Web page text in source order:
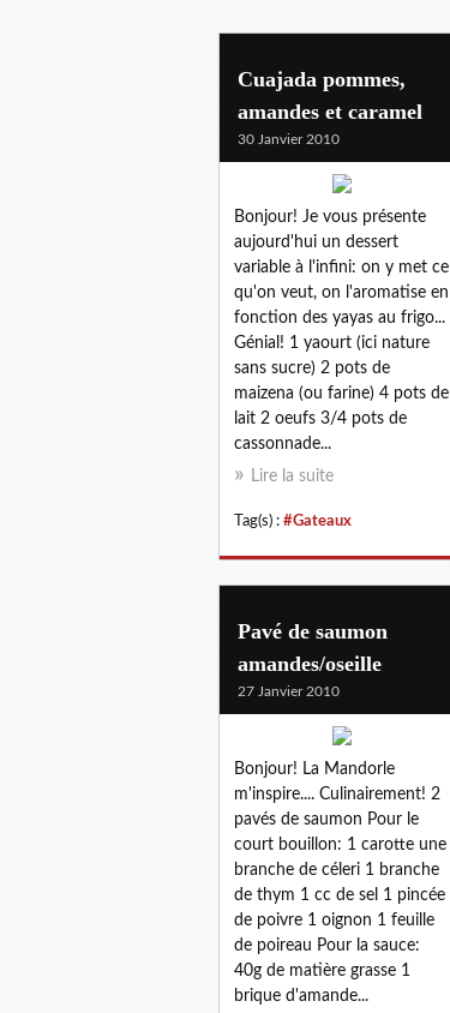
Cuajada pommes,
amandes et caramel
30 Janvier 2010
Bonjour! Je vous présente
aujourd'hui un dessert
variable à l'infini: on y met ce
qu'on veut, on l'aromatise en
fonction des yayas au frigo...
Génial! 1 yaourt (ici nature
sans sucre) 2 pots de
maizena (ou farine) 4 pots de
lait 2 oeufs 3/4 pots de
cassonnade...
Lire la suite
Tag(s) : #Gateaux
Pavé de saumon
amandes/oseille
27 Janvier 2010
Bonjour! La Mandorle
m'inspire.... Culinairement! 2
pavés de saumon Pour le
court bouillon: 1 carotte une
branche de céleri 1 branche
de thym 1 cc de sel 1 pincée
de poivre 1 oignon 1 feuille
de poireau Pour la sauce:
40g de matière grasse 1
brique d'amande...